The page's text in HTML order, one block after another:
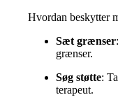
Hvordan beskytter
Sæt grænser
grænser.
Søg støtte:
terapeut.